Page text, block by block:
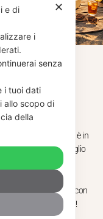
12240940960
NextWebStudio
✕
e di
i
senza
i tuoi dati
allo scopo di
della
venditaviniliusati.it è in
ricevuti entro il 29 luglio
regolarmente.
pronti a riprendere con
estate e buon ascolto!